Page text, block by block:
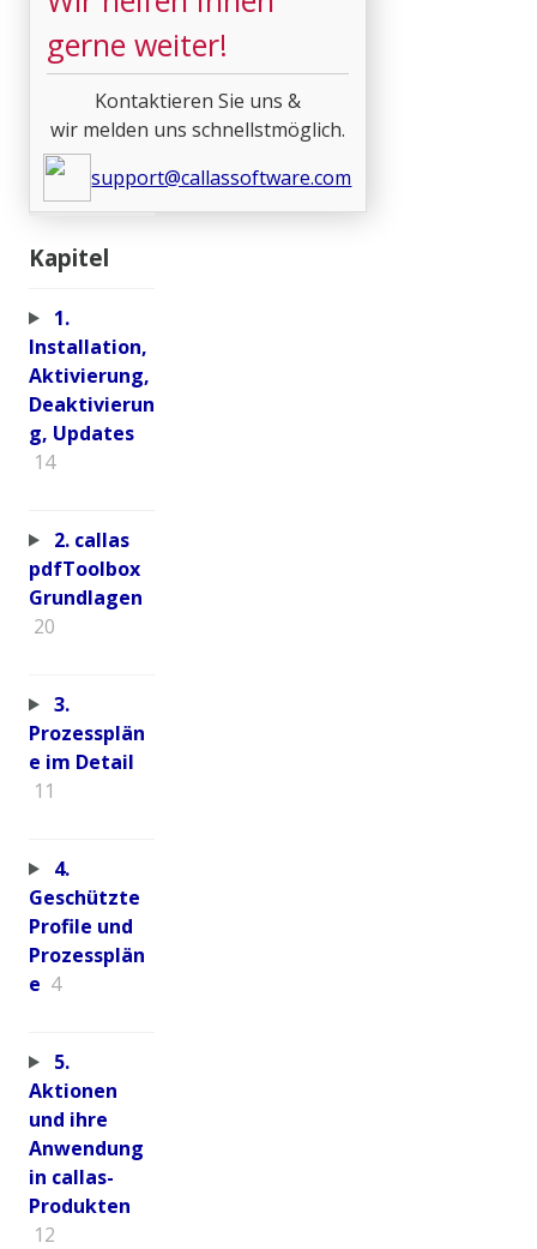
gerne weiter!
Kontaktieren Sie uns &
wir melden uns schnellstmöglich.
support@callassoftware.com
Kapitel
1.
Installation,
Aktivierung,
Deaktivierun
g, Updates
14
2. callas
pdfToolbox
Grundlagen
20
3.
Prozessplän
e im Detail
11
4.
Geschützte
Profile und
Prozessplän
e 4
5.
Aktionen
und ihre
Anwendung
in callas-
Produkten
12